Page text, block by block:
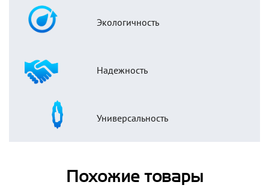
Экологичность
Надежность
Универсальность
Похожие товары